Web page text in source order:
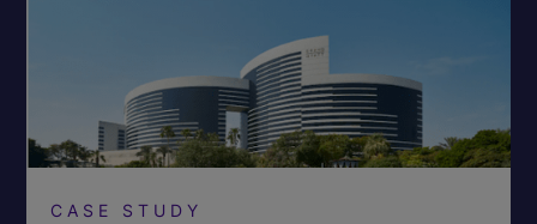
CASE STUDY